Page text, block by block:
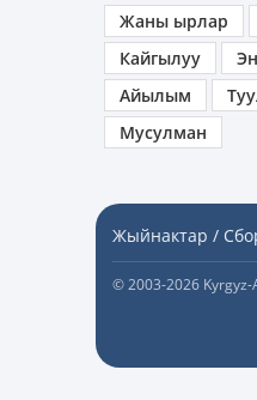
Жаны ырлар
Кайгылуу
Айылым
Мусулман
Жыйнактар /
© 2003-2026 Kyrgyz-